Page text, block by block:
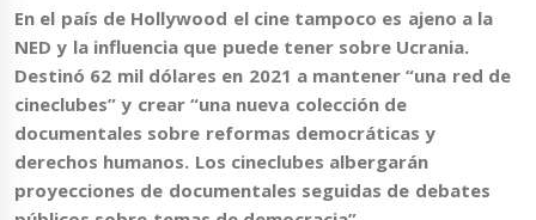
En el país de Hollywood el cine tampoco es ajeno a la
NED y la influencia que puede tener sobre Ucrania.
Destinó 62 mil dólares en 2021 a mantener “una red de
cineclubes” y crear “una nueva colección de
documentales sobre reformas democráticas y
derechos humanos. Los cineclubes albergarán
proyecciones de documentales seguidas de debates